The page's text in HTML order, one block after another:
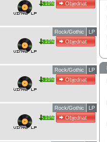
10%
LP
Rock/Gothic
10%
LP
Rock/Gothic
10%
LP
Rock/Gothic
10%